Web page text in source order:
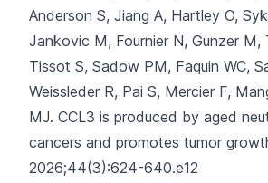
Anderson S, Jiang A, Hartley O,
Jankovic M, Fournier N, Gunzer M,
Tissot S, Sadow PM, Faquin WC,
Weissleder R, Pai S, Mercier F,
MJ. CCL3 is produced by aged
cancers and promotes tumor
2026;44(3):624-640.e12